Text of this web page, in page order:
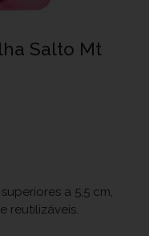
Salto Mt
a 5,5 cm,
reutilizáveis.